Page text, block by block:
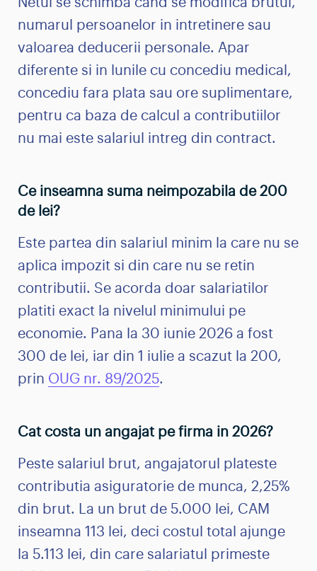
numarul persoanelor in intretinere sau
valoarea deducerii personale. Apar
diferente si in lunile cu concediu medical,
concediu fara plata sau ore suplimentare,
pentru ca baza de calcul a contributiilor
nu mai este salariul intreg din contract.
Ce inseamna suma neimpozabila de 200
de lei?
Este partea din salariul minim la care nu se
aplica impozit si din care nu se retin
contributii. Se acorda doar salariatilor
platiti exact la nivelul minimului pe
economie. Pana la 30 iunie 2026 a fost
300 de lei, iar din 1 iulie a scazut la 200,
prin OUG nr. 89/2025.
Cat costa un angajat pe firma in 2026?
Peste salariul brut, angajatorul plateste
contributia asiguratorie de munca, 2,25%
din brut. La un brut de 5.000 lei, CAM
inseamna 113 lei, deci costul total ajunge
la 5.113 lei, din care salariatul primeste